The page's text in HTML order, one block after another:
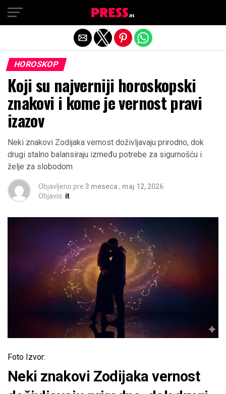
HOROSKOP
Koji su najverniji horoskopski
znakovi i kome je vernost pravi
izazov
Neki znakovi Zodijaka vernost doživljavaju prirodno, dok
drugi stalno balansiraju između potrebe za sigurnošću i
želje za slobodom
Objavljeno pre 3 meseca , maj 12, 2026
Objavio: it
Foto Izvor:
Neki znakovi Zodijaka vernost
Exit mobile version